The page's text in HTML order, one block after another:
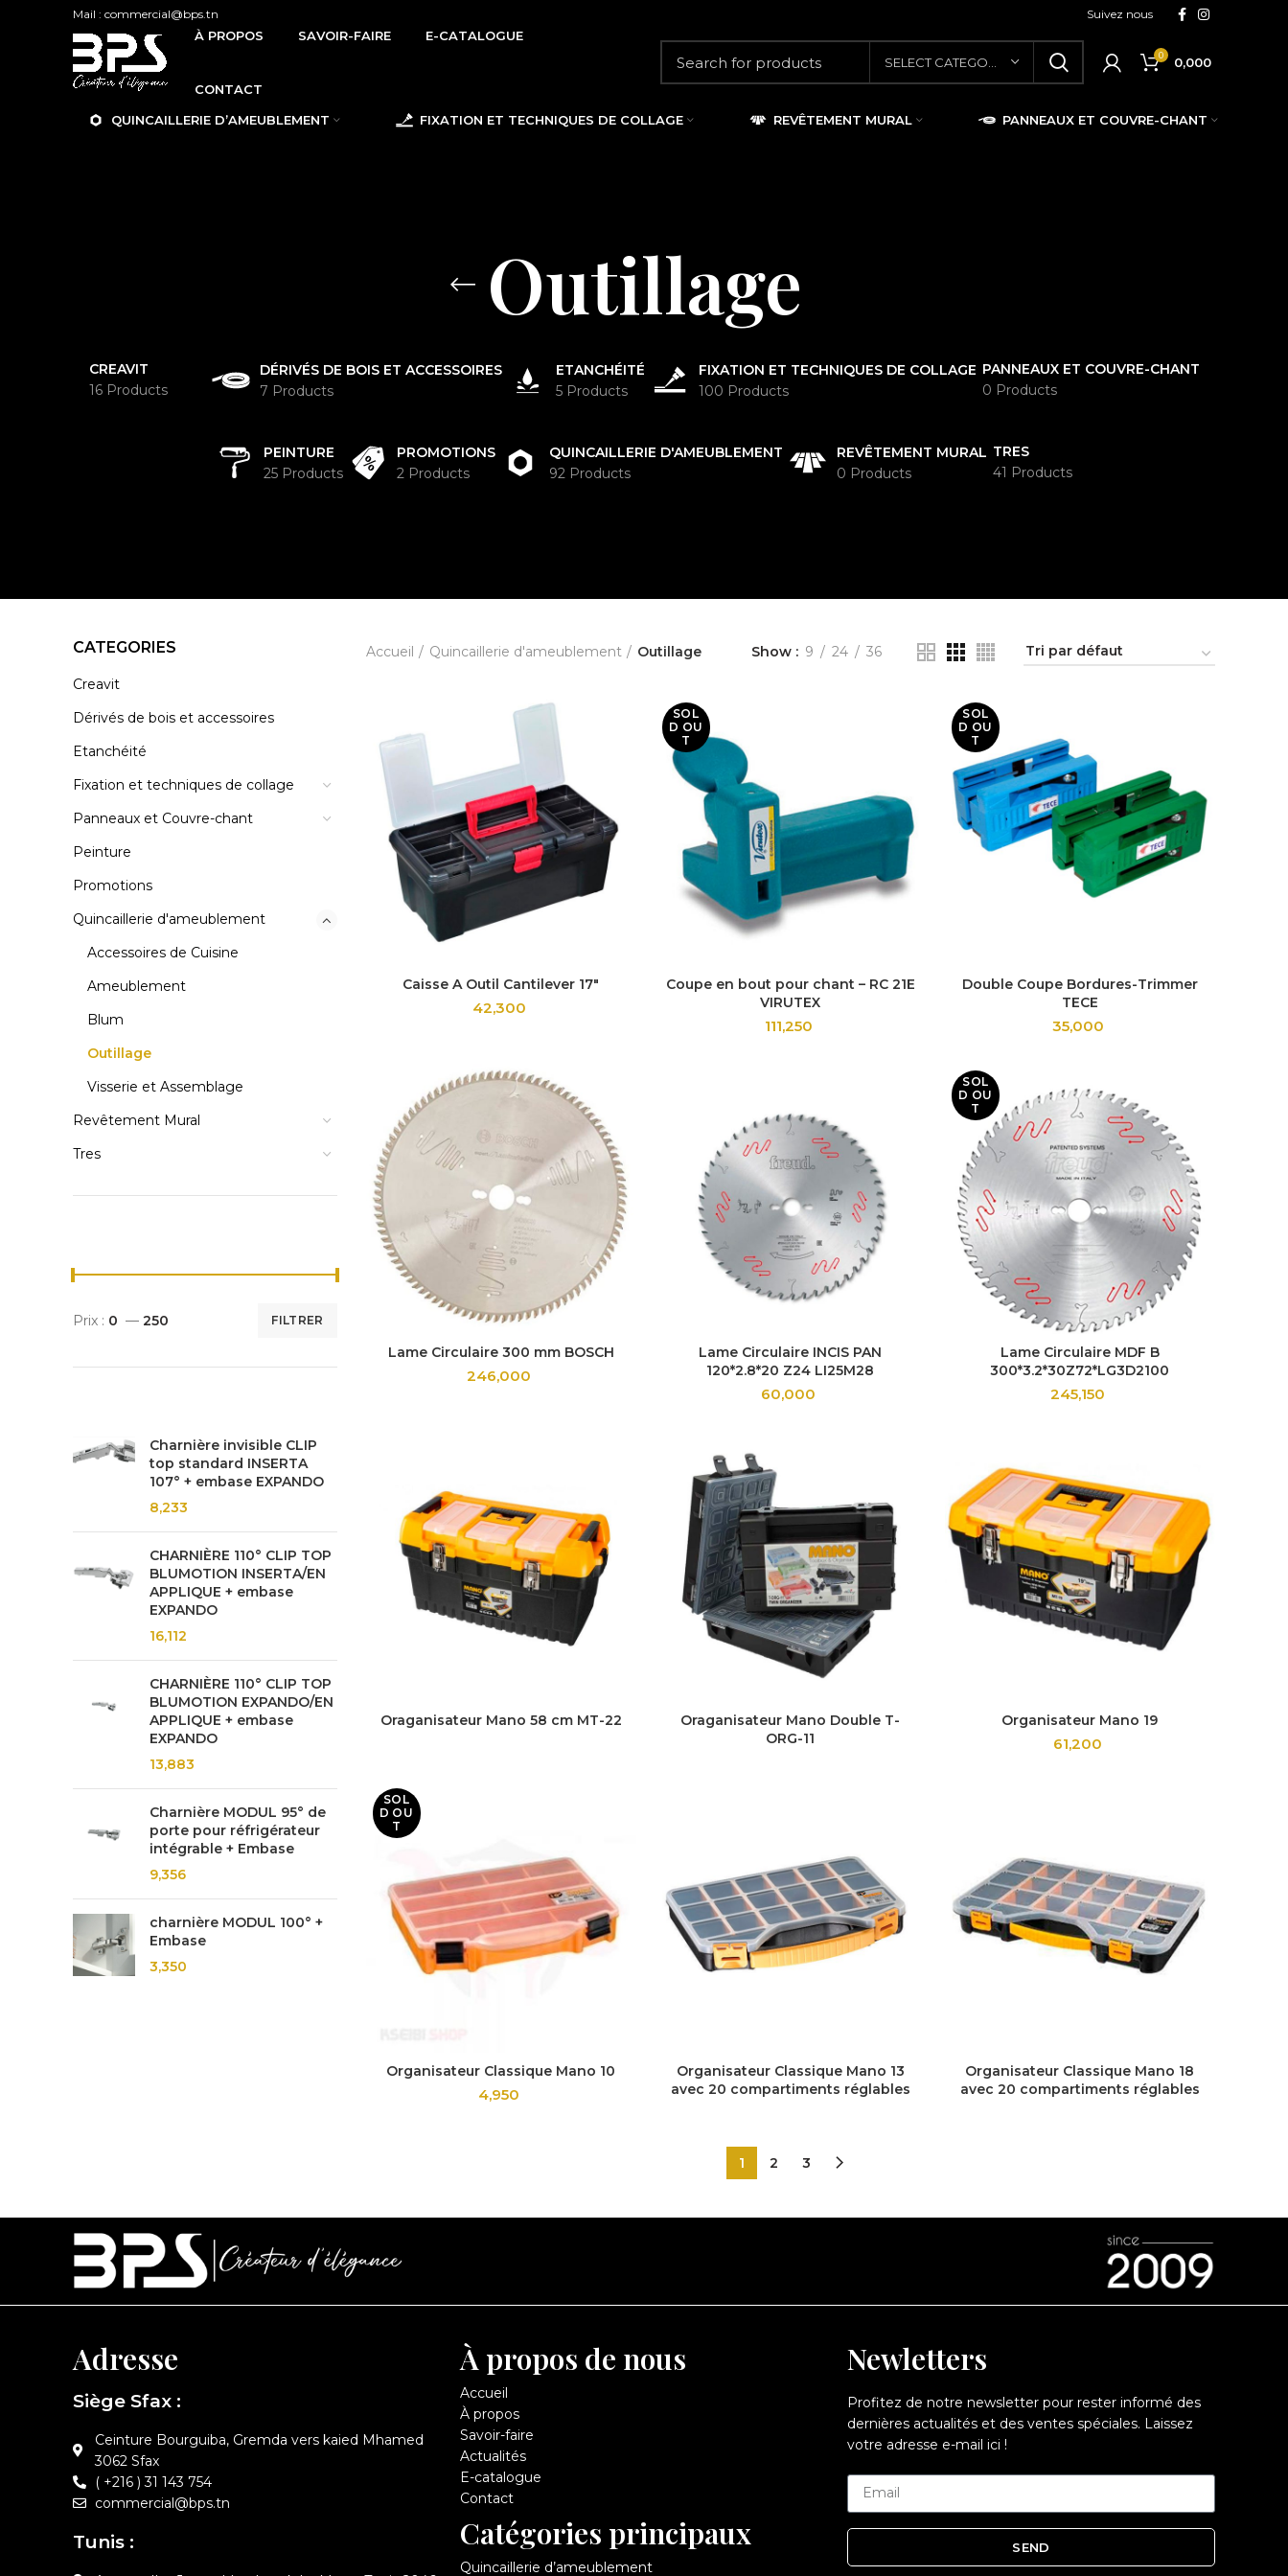
Mail : commercial@bps.tn Suivez nous
À PROPOS SAVOIR-FAIRE E-CATALOGUE
CONTACT
0 0,000
QUINCAILLERIE D’AMEUBLEMENT FIXATION ET TECHNIQUES DE COLLAGE REVÊTEMENT MURAL PANNEAUX ET COUVRE-CHANT
Outillage
CREAVIT
16 Products
DÉRIVÉS DE BOIS ET ACCESSOIRES
7 Products
ETANCHÉITÉ
5 Products
FIXATION ET TECHNIQUES DE COLLAGE
100 Products
PANNEAUX ET COUVRE-CHANT
0 Products
PEINTURE
25 Products
PROMOTIONS
2 Products
QUINCAILLERIE D'AMEUBLEMENT
92 Products
REVÊTEMENT MURAL
0 Products
TRES
41 Products
CATEGORIES
Creavit
Dérivés de bois et accessoires
Etanchéité
Fixation et techniques de collage
Panneaux et Couvre-chant
Peinture
Promotions
Quincaillerie d'ameublement
Accessoires de Cuisine
Ameublement
Blum
Outillage
Visserie et Assemblage
Revêtement Mural
Tres
FILTRER
Prix : 0 — 250
Charnière invisible CLIP
top standard INSERTA
107° + embase EXPANDO
8,233
CHARNIÈRE 110° CLIP TOP
BLUMOTION INSERTA/EN
APPLIQUE + embase
EXPANDO
16,112
CHARNIÈRE 110° CLIP TOP
BLUMOTION EXPANDO/EN
APPLIQUE + embase
EXPANDO
13,883
Charnière MODUL 95° de
porte pour réfrigérateur
intégrable + Embase
9,356
charnière MODUL 100° +
Embase
3,350
Accueil Quincaillerie d'ameublement Outillage Show 9 24 36
Caisse A Outil Cantilever 17″
42,300
SOL
D OU
T
Coupe en bout pour chant – RC 21E
VIRUTEX
111,250
SOL
D OU
T
Double Coupe Bordures-Trimmer
TECE
35,000
Lame Circulaire 300 mm BOSCH
246,000
Lame Circulaire INCIS PAN
120*2.8*20 Z24 LI25M28
60,000
SOL
D OU
T
Lame Circulaire MDF B
300*3.2*30Z72*LG3D2100
245,150
Oraganisateur Mano 58 cm MT-22
Oraganisateur Mano Double T-
ORG-11
Organisateur Mano 19
61,200
SOL
D OU
T
Organisateur Classique Mano 10
4,950
Organisateur Classique Mano 13
avec 20 compartiments réglables
Organisateur Classique Mano 18
avec 20 compartiments réglables
1 2 3
Adresse
Siège Sfax :
Ceinture Bourguiba, Gremda vers kaied Mhamed
3062 Sfax
( +216 ) 31 143 754
commercial@bps.tn
Tunis :
À propos de nous
Accueil
À propos
Savoir-faire
Actualités
E-catalogue
Contact
Catégories principaux
Quincaillerie d’ameublement
Newletters
Profitez de notre newsletter pour rester informé des
dernières actualités et des ventes spéciales. Laissez
votre adresse e-mail ici !
SEND